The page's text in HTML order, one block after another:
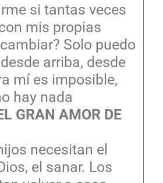
si tantas veces
mis propias
Solo puedo
arriba, desde
mí es imposible,
hay nada
GRAN AMOR DE
necesitan el
el sanar. Los